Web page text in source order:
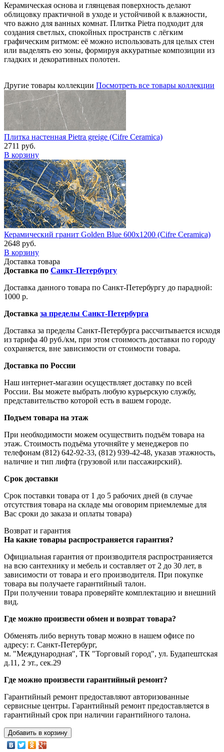
Керамическая основа и глянцевая поверхность делают
облицовку практичной в уходе и устойчивой к влажности,
что важно для ванных комнат. Плитка Pietra подходит для
создания светлых, спокойных пространств с лёгким
графическим ритмом: её можно использовать для целых стен
или выделять ею зоны, формируя аккуратные композиции из
гладких и декоративных полотен.
Другие товары коллекции Посмотреть все товары коллекции
Плитка настенная Pietra greige (Cifre Ceramica)
2711 руб.
В корзину
Керамический гранит Golden Blue 600x1200 (Cifre Ceramica)
2648 руб.
В корзину
Доставка товара
Доставка по Санкт-Петербургу
Доставка данного товара по Санкт-Петербургу до парадной:
1000 р.
Доставка за пределы Санкт-Петербурга
Доставка за пределы Санкт-Петербурга рассчитывается исходя
из тарифа 40 руб./км, при этом стоимость доставки по городу
сохраняется, вне зависимости от стоимости товара.
Доставка по России
Наш интернет-магазин осуществляет доставку по всей
России. Вы можете выбрать любую курьерскую службу,
представительство которой есть в вашем городе.
Подъем товара на этаж
При необходимости можем осуществить подъём товара на
этаж. Стоимость подъёма уточняйте у менеджеров по
телефонам (812) 642-92-33, (812) 939-42-48, указав этажность,
наличие и тип лифта (грузовой или пассажирский).
Срок доставки
Срок поставки товара от 1 до 5 рабочих дней (в случае
отсутствия товара на складе мы оговорим приемлемые для
Вас сроки до заказа и оплаты товара)
Возврат и гарантия
На какие товары распространяется гарантия?
Официальная гарантия от производителя распространияется
на всю сантехнику и мебель и составляет от 2 до 30 лет, в
зависимости от товара и его производителя. При покупке
товара вы получаете гарантийный талон.
При получении товара проверяйте комплектацию и внешний
вид.
Где можно произвести обмен и возврат товара?
Обменять либо вернуть товар можно в нашем офисе по
адресу: г. Санкт-Петербург,
м. "Международная", ТК "Торговый город", ул. Будапештская
д.11, 2 эт., сек.29
Где можно произвести гарантийный ремонт?
Гарантийный ремонт предоставляют авторизованные
сервисные центры. Гарантийный ремонт предоставляется в
гарантийный срок при наличии гарантийного талона.
Добавить в корзину